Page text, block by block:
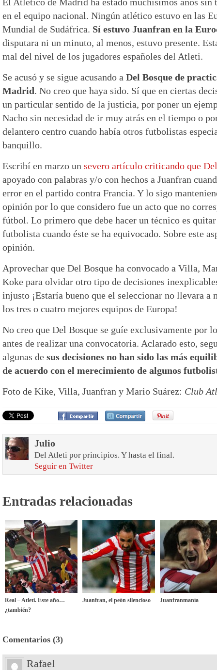
en el equipo nacional. Ningún atlético estuvo en las
Mundial de Sudáfrica. Sí estuvo Juanfran en la
disputara ni un minuto, al menos, estuvo presente.
mal del nivel de los jugadores españoles del Atleti.
Se acusó y se sigue acusando a Del Bosque de
Madrid. No creo que haya sido. Sí que en ciertas
un particular sentido de la justicia, por poner un
Nacho sin necesidad de ir muy atrás en el tiempo o
delantero centro cuando había otros futbolistas
banquillo.
Escribí en marzo un severo artículo criticando que
apoyado con palabras y/o con hechos a Juanfran
error en el partido contra Francia. Y lo sigo
opinión por lo que considero fue un acto que no
fútbol. Lo primero que debe hacer un técnico es
futbolista cuando éste se ha equivocado. Sobre este
opinión.
Aprovechar que Del Bosque ha convocado a Villa,
Koke para olvidar otro tipo de decisiones
injusto ¡Estaría bueno que el seleccionar no llevara a
los tres o cuatro mejores equipos de Europa!
No creo que Del Bosque se guíe exclusivamente por
antes de realizar una convocatoria. Aclarado esto,
algunas de sus decisiones no han sido las más
de acuerdo con el merecimiento de algunos
Foto de Kike, Villa, Juanfran y Mario Suárez: Club
Julio
Del Atleti por principios. Y hasta el final.
Seguir en Twitter
Entradas relacionadas
Real – Atleti. Este año…
¿también?
Juanfran, el peón silencioso Juanfranmanía
Comentarios (3)
Rafael